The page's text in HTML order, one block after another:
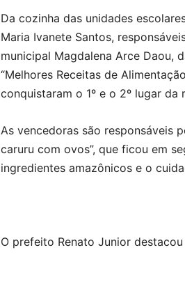
Da cozinha das unidades
Maria Ivanete Santos,
municipal Magdalena Arce Daou,
“Melhores Receitas de
conquistaram o 1º e o 2º lugar
As vencedoras são responsáveis
caruru com ovos”, que ficou em
ingredientes amazônicos e o
O prefeito Renato Junior